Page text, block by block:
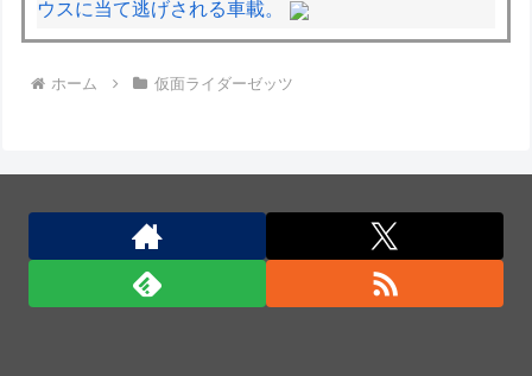
ウスに当て逃げされる車載。
い、えっと、上司のパワハラと飲み会の多さにメンタ
北朝鮮の弾道ミサイル部隊、ロシアのヴォロネジ州に
展開か…北朝鮮は本質的にウクライナと戦争状態に！
ホーム 仮面ライダーゼッツ